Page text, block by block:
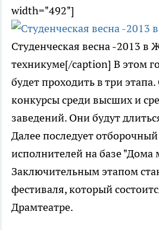
width="492"]
Студенческая весна -2013 в
техникуме[/caption] В этом
будет проходить в три
конкурсы среди высших и
заведений. Они будут
Далее последует
исполнителей на базе "Дома
Заключительным этапом
фестиваля, который
Драмтеатре.